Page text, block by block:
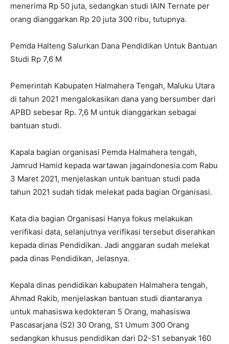
menerima Rp 50 juta, sedangkan studi IAIN Ternate per
orang dianggarkan Rp 20 juta 300 ribu, tutupnya.
Pemda Halteng Salurkan Dana Pendidikan Untuk Bantuan
Studi Rp 7,6 M
Pemerintah Kabupaten Halmahera Tengah, Maluku Utara
di tahun 2021 mengalokasikan dana yang bersumber dari
APBD sebesar Rp. 7,6 M untuk dianggarkan sebagai
bantuan studi.
Kapala bagian organisasi Pemda Halmahera tengah,
Jamrud Hamid kepada wartawan jagaindonesia.com Rabu
3 Maret 2021, menjelaskan untuk bantuan studi pada
tahun 2021 sudah tidak melekat pada bagian Organisasi.
Kata dia bagian Organisasi Hanya fokus melakukan
verifikasi data, selanjutnya verifikasi tersebut diserahkan
kepada dinas Pendidikan. Jadi anggaran sudah melekat
pada dinas Pendidikan, Jelasnya.
Kepala dinas pendidikan kabupaten Halmahera tengah,
Ahmad Rakib, menjelaskan bantuan studi diantaranya
untuk mahasiswa kedokteran 5 Orang, mahasiswa
Pascasarjana (S2) 30 Orang, S1 Umum 300 Orang
sedangkan khusus pendidikan dari D2-S1 sebanyak 160